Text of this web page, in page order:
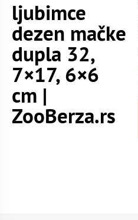
ljubimce
dezen mačke
dupla 32,
7×17, 6×6
cm |
ZooBerza.rs